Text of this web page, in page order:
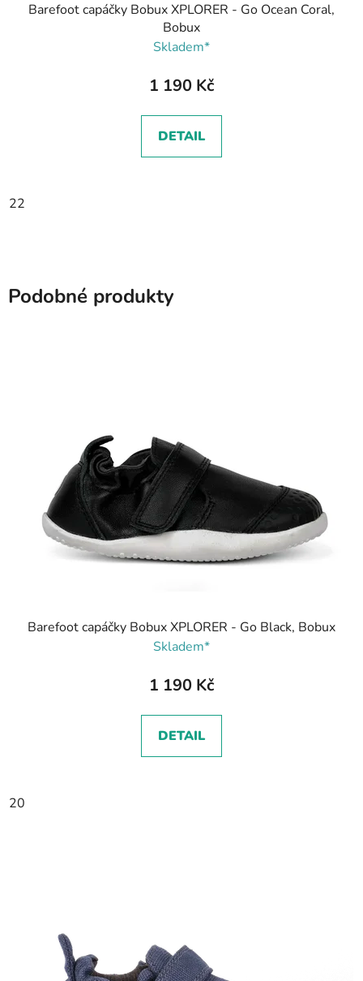
Barefoot capáčky Bobux XPLORER - Go Ocean Coral,
Bobux
Skladem*
1 190 Kč
DETAIL
22
Podobné produkty
Barefoot capáčky Bobux XPLORER - Go Black, Bobux
Skladem*
1 190 Kč
DETAIL
20